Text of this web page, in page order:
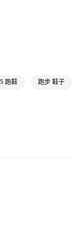
跑鞋 跑步 鞋子